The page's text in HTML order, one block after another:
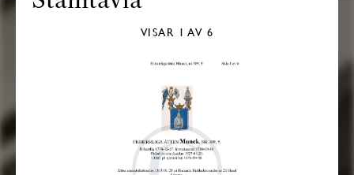
VISAR 1 AV 6